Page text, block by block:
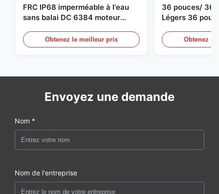
FRC IP68 imperméable à l'eau
sans balai DC 6384 moteur
bateau de surf Propulseur sous-
marin
Obtenez le meilleur prix
36 pouces/
Légers 36
moteur deObtenez
Envoyez une demande
Nom *
Nom de l'entreprise